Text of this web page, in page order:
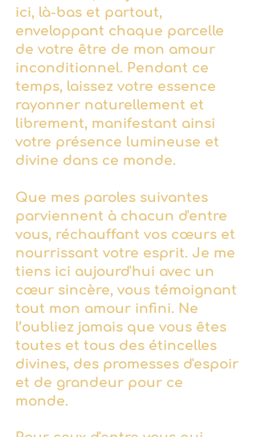
ici, là-bas et partout,
enveloppant chaque parcelle
de votre être de mon amour
inconditionnel. Pendant ce
temps, laissez votre essence
rayonner naturellement et
librement, manifestant ainsi
votre présence lumineuse et
divine dans ce monde.
Que mes paroles suivantes
parviennent à chacun d'entre
vous, réchauffant vos cœurs et
nourrissant votre esprit. Je me
tiens ici aujourd'hui avec un
cœur sincère, vous témoignant
tout mon amour infini. Ne
l’oubliez jamais que vous êtes
toutes et tous des étincelles
divines, des promesses d'espoir
et de grandeur pour ce
monde.